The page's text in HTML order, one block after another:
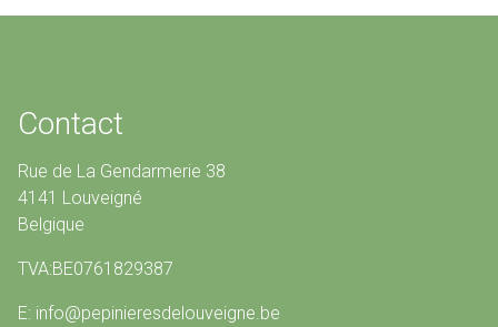
Contact
Rue de La Gendarmerie 38
4141 Louveigné
Belgique
TVA:BE0761829387
E: info@pepinieresdelouveigne.be